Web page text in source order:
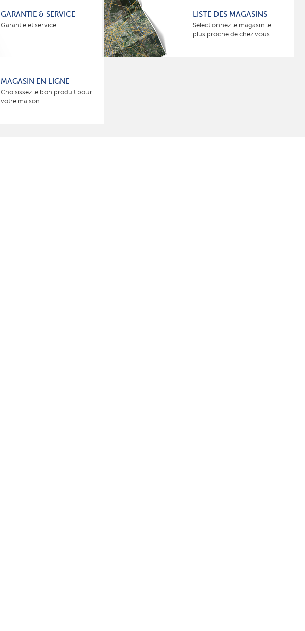
GARANTIE & SERVICE
Garantie et service
LISTE DES MAGASINS
Sélectionnez le magasin le
plus proche de chez vous
MAGASIN EN LIGNE
Choisissez le bon produit pour
votre maison